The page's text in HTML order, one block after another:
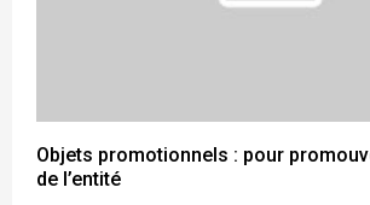
Objets promotionnels : pour
de l’entité